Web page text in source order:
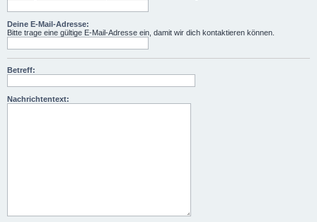
Deine E-Mail-Adresse:
Bitte trage eine gültige E-Mail-Adresse ein, damit wir dich kontaktieren können.
Betreff:
Nachrichtentext: